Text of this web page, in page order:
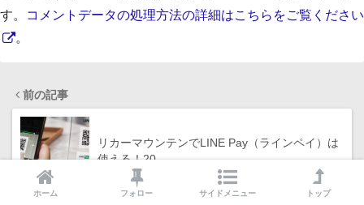
す。
コメントデータの処理方法の詳細はこちらをご覧ください
。
前の記事
リカーマウンテンでLINE Pay（ラインペイ）は
使える！20…
ホーム フォロー サイドメニュー トップ